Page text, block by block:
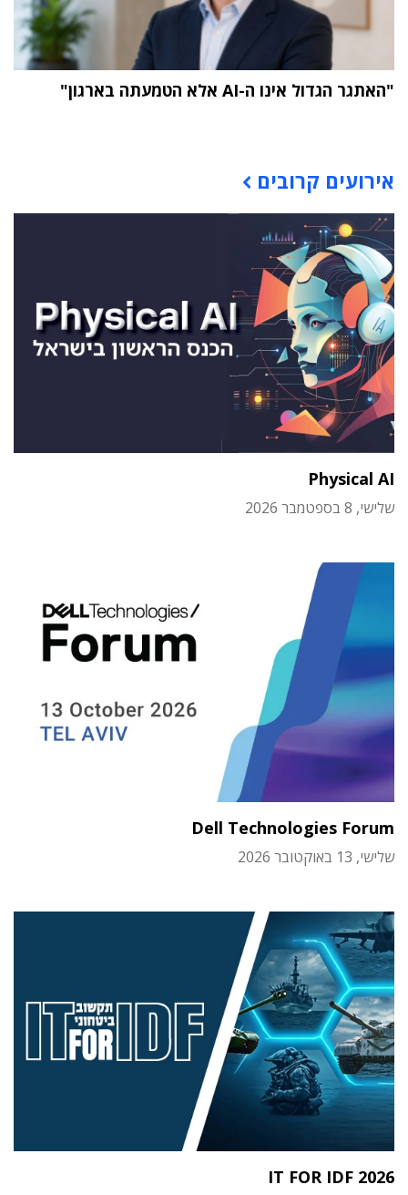
"האתגר הגדול אינו ה-AI אלא הטמעתה בארגון"
אירועים קרובים
Physical AI
שלישי, 8 בספטמבר 2026
Dell Technologies Forum
שלישי, 13 באוקטובר 2026
IT FOR IDF 2026